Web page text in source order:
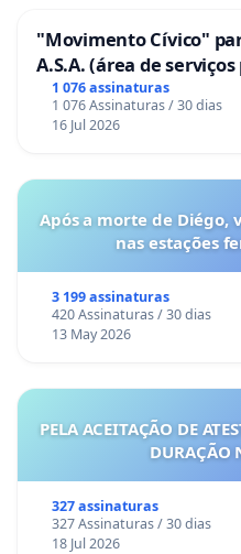
"Movimento Cívico"
A.S.A. (área de
Coimbra
1 076 assinaturas
1 076 Assinaturas / 30 dias
16 Jul 2026
Após a morte de Diégo,
nas estações
3 199 assinaturas
420 Assinaturas / 30 dias
13 May 2026
PELA ACEITAÇÃO DE
DURAÇÃO
327 assinaturas
327 Assinaturas / 30 dias
18 Jul 2026